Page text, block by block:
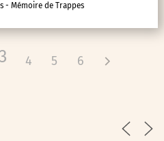
- Mémoire de Trappes
4 5 6